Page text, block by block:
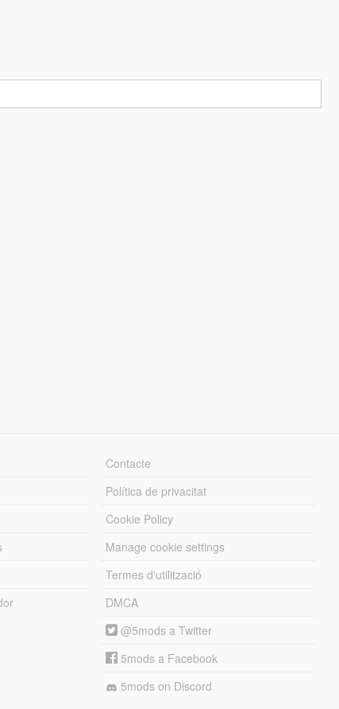
Contacte
Política de privacitat
Cookie Policy
Manage cookie settings
Termes d'utilització
DMCA
@5mods a Twitter
5mods a Facebook
5mods on Discord